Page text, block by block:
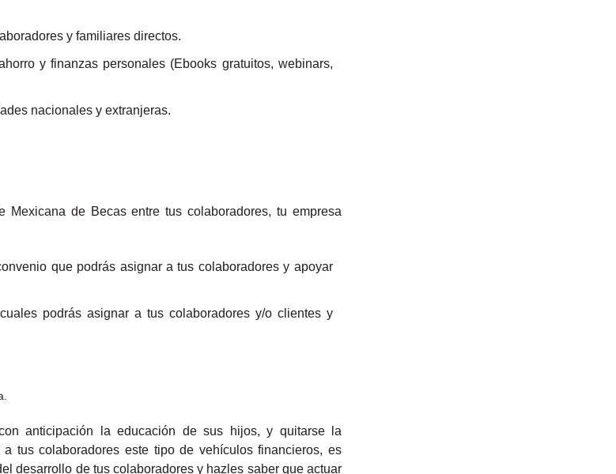
y familiares directos.
y finanzas personales (Ebooks gratuitos, webinars,
nacionales y extranjeras.
de Becas entre tus colaboradores, tu empresa
que podrás asignar a tus colaboradores y apoyar
podrás asignar a tus colaboradores y/o clientes y
anticipación la educación de sus hijos, y quitarse la
tus colaboradores este tipo de vehículos financieros, es
desarrollo de tus colaboradores y hazles saber que actuar